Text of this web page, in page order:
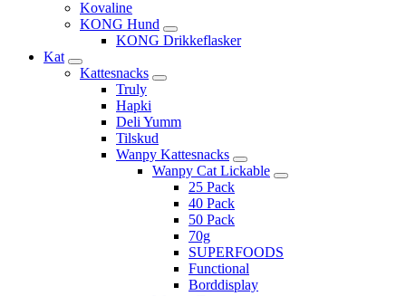
Kovaline
KONG Hund
KONG Drikkeflasker
Kat
Kattesnacks
Truly
Hapki
Deli Yumm
Tilskud
Wanpy Kattesnacks
Wanpy Cat Lickable
25 Pack
40 Pack
50 Pack
70g
SUPERFOODS
Functional
Borddisplay